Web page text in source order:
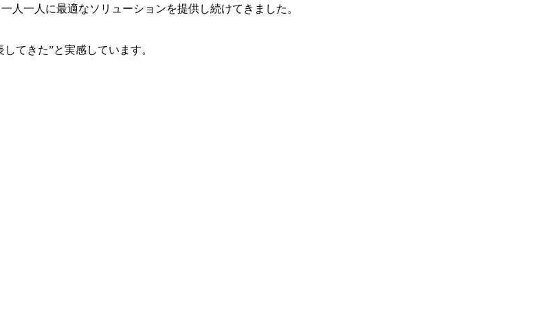
人一人に最適なソリューションを提供し続けてきました。
てきた”と実感しています。